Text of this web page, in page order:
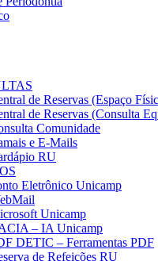
de Reservas (Espaço
de Reservas (Consulta
Comunidade
e E-Mails
RU
Eletrônico Unicamp
Unicamp
– IA Unicamp
DETIC – Ferramentas PDF
de Refeições RU